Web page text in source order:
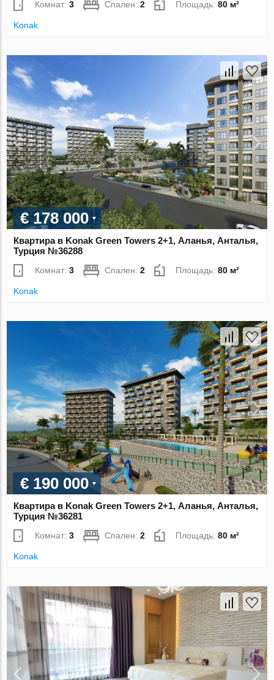
Комнат:3 Спален:2 Площадь:80 м²
Konak
€ 178 000
Квартира в Konak Green Towers 2+1, Аланья, Анталья,
Турция №36288
Комнат:3 Спален:2 Площадь:80 м²
Konak
€ 190 000
Квартира в Konak Green Towers 2+1, Аланья, Анталья,
Турция №36281
Комнат:3 Спален:2 Площадь:80 м²
Konak